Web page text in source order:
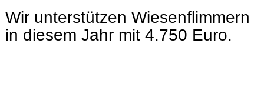
Wir unterstützen Wiesenflimmern
in diesem Jahr mit 4.750 Euro.